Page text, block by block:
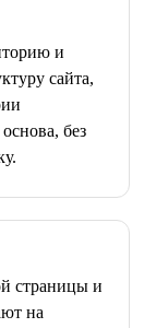
и
сайта,
без
страницы и
на